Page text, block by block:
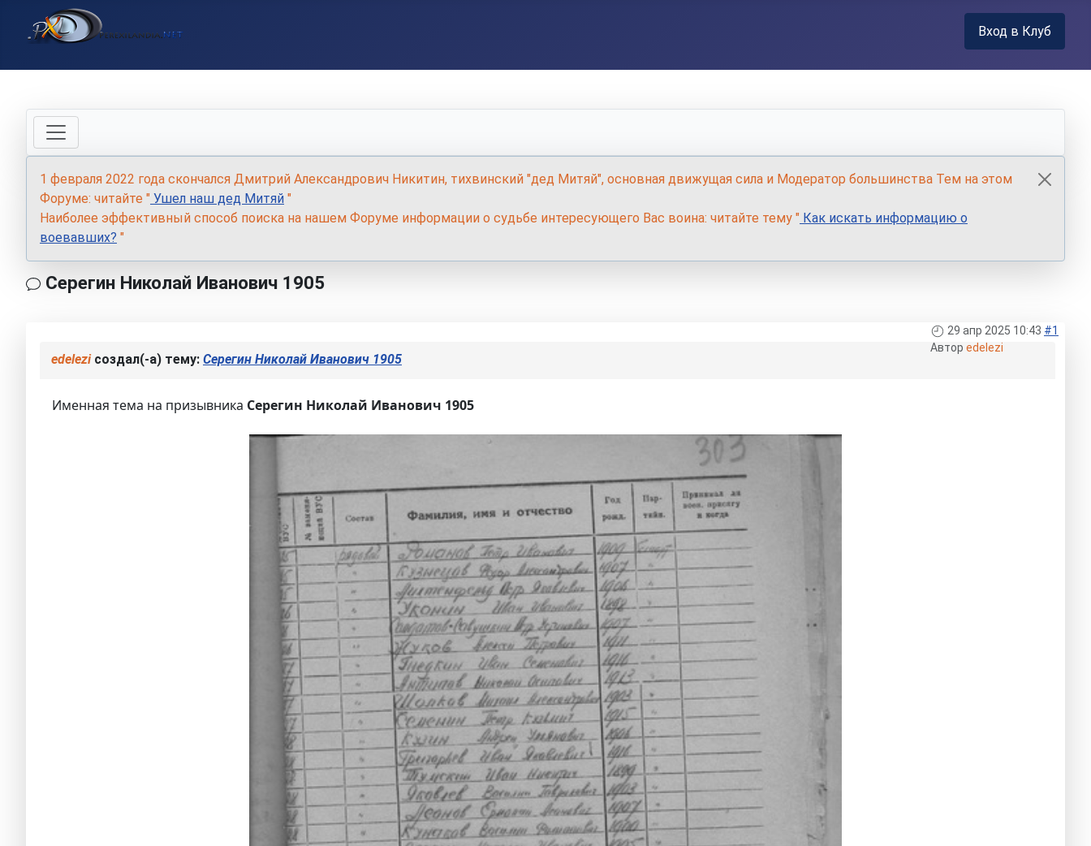
Вход в Клуб
1 февраля 2022 года скончался Дмитрий Александрович Никитин, тихвинский "дед Митяй", основная движущая сила и Модератор большинства Тем на этом
Форуме: читайте " Ушел наш дед Митяй "
Наиболее эффективный способ поиска на нашем Форуме информации о судьбе интересующего Вас воина: читайте тему " Как искать информацию о
воевавших? "
Серегин Николай Иванович 1905
29 апр 2025 10:43 #1
Автор edelezi
edeleziсоздал(-а) тему: Серегин Николай Иванович 1905
Именная тема на призывника Серегин Николай Иванович 1905